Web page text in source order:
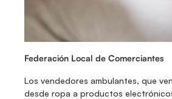
Federación Local de Comerciantes
Los vendedores ambulantes, que
desde ropa a productos